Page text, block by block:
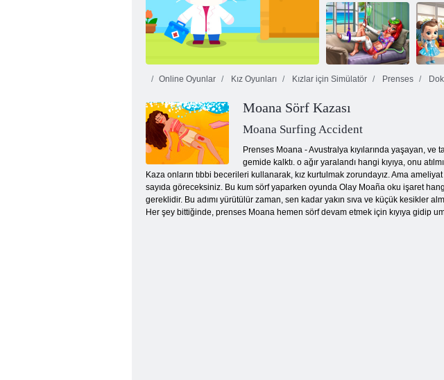
Uyuyan Güzel'i Kurtarın
Doktor Bakımı: Dream Hastanesi
Kulakları tedavi
eden çocuk
doktoru
Deniz Prensesi
Şifa Yolculuğu
Online Oyunlar Kız Oyunları Kızlar için Simülatör Prenses
Moana Sörf Kazası
Moana Surfing Accident
Prenses Moana - Avustralya kıyılarında yaşayan,
gemide kalktı. o ağır yaralandı hangi kıyıya, onu
Kaza onların tıbbi becerileri kullanarak, kız kurtulmak zorundayız. Ama
sayıda göreceksiniz. Bu kum sörf yaparken oyunda Olay Moaña oku işaret
gereklidir. Bu adımı yürütülür zaman, sen kadar yakın sıva ve küçük kesikler
Her şey bittiğinde, prenses Moana hemen sörf devam etmek için kıyıya gidip